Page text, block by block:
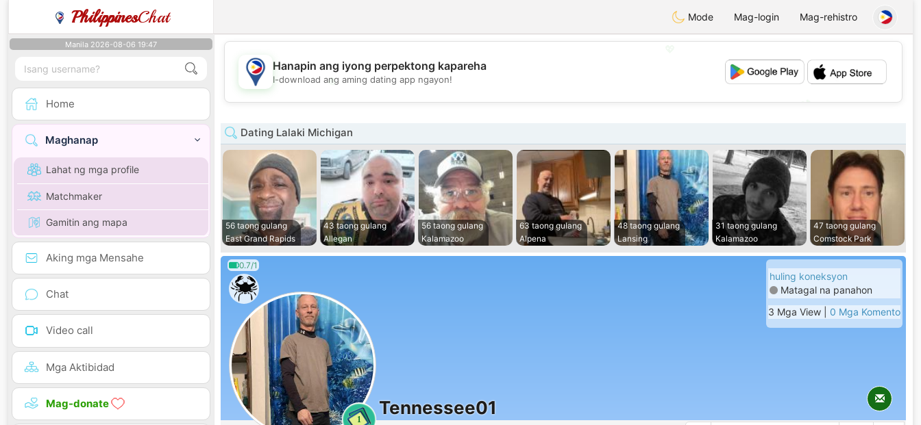
PhilippinesChat Mode Mag-login Mag-rehistro
Manila 2026-08-06 19:47
Home
Maghanap
Lahat ng mga profile
Matchmaker
Gamitin ang mapa
Aking mga Mensahe
Chat
Video call
Mga Aktibidad
Mag-donate
💖
💕
Hanapin ang iyong perpektong kapareha
I-download ang aming dating app ngayon!
Dating Lalaki Michigan
56 taong gulang
East Grand Rapids
43 taong gulang
Allegan
56 taong gulang
Kalamazoo
63 taong gulang
Alpena
48 taong gulang
Lansing
31 taong gulang
Kalamazoo
47 taong gulang
Comstock Park
0.7/1
1
Tennessee01
huling koneksyon
Matagal na panahon
3 Mga View | 0 Mga Komento